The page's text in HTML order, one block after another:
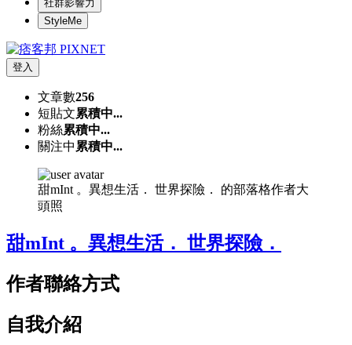
社群影響力
StyleMe
登入
文章數256
短貼文累積中...
粉絲累積中...
關注中 累積中...
甜mInt 。異想生活． 世界探險． 的部落格作者大
頭照
甜mInt 。異想生活． 世界探險．
作者聯絡方式
自我介紹